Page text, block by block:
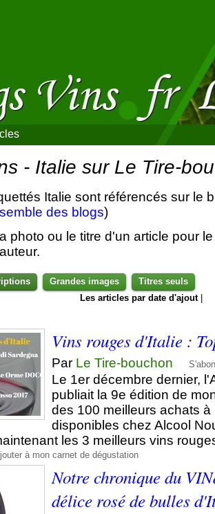
- Italie sur Le Tire-
Italie sont référencés sur le
des blogs)
photo ou le titre d'un article pour
Grandes images
Titres seuls
Les articles par date d'ajout|
Vins rouges d'Italie :
Par Le Tire-bouchon
Le 1er décembre dernier,
publiait la 9e édition de
des 100 meilleurs achats
disponibles chez Alcool
les 3 meilleurs vins
à mon carnet de dégustation
Notre chronique du
délice rosé de bulles